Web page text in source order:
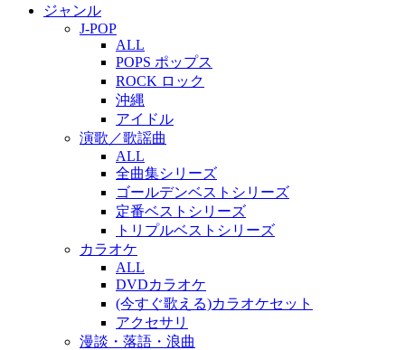
ジャンル
J-POP
ALL
POPS ポップス
ROCK ロック
沖縄
アイドル
演歌／歌謡曲
ALL
全曲集シリーズ
ゴールデンベストシリーズ
定番ベストシリーズ
トリプルベストシリーズ
カラオケ
ALL
DVDカラオケ
(今すぐ歌える)カラオケセット
アクセサリ
漫談・落語・浪曲